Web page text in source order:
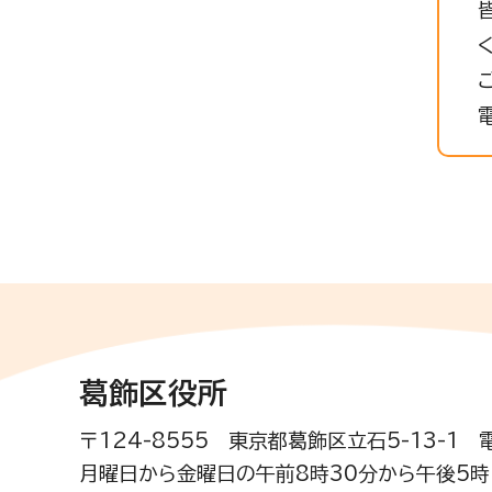
葛飾区役所
〒124-8555 東京都葛飾区立石5-13-1
月曜日から金曜日の午前8時30分から午後5